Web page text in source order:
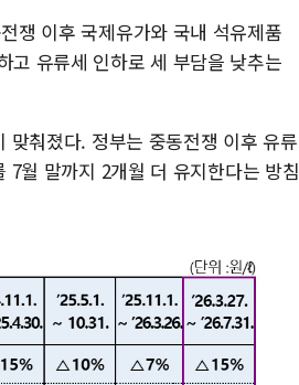
쟁 이후 국제유가와 국내 석유제품
고 유류세 인하로 세 부담을 낮추는
춰졌다. 정부는 중동전쟁 이후 유류
월 말까지 2개월 더 유지한다는 방침